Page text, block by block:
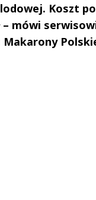
Koszt
– mówi
Makarony
i Marta